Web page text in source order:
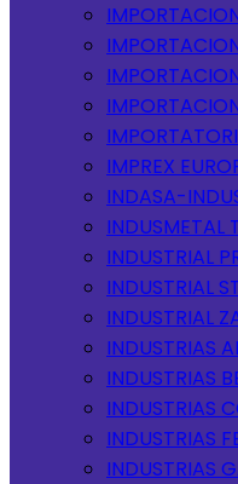
IMPREX
INDASA-
INDUSMETAL
INDUSTRIAL
INDUSTRIAL
INDUSTRIAL
INDUSTRIAS
INDUSTRIAS
INDUSTRIAS
INDUSTRIAS
INDUSTRIAS